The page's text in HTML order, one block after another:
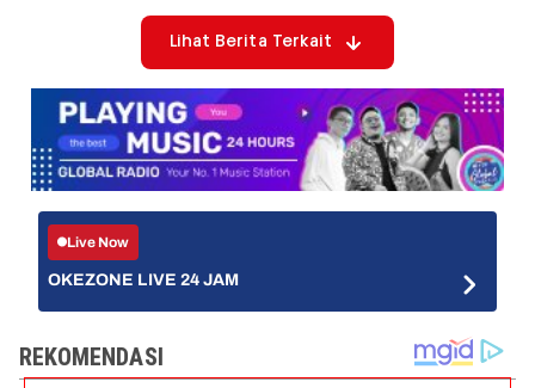
Lihat Berita Terkait
Live Now
OKEZONE LIVE 24 JAM